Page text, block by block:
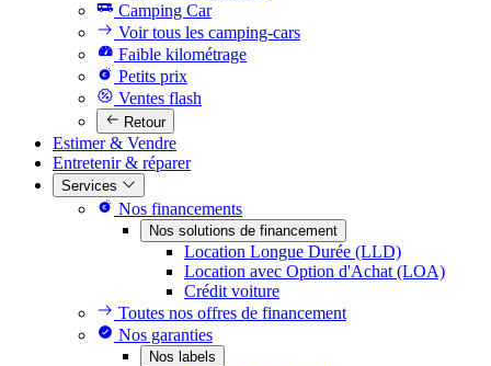
Camping Car
Voir tous les camping-cars
Faible kilométrage
Petits prix
Ventes flash
Retour
Estimer & Vendre
Entretenir & réparer
Services
Nos financements
Nos solutions de financement
Location Longue Durée (LLD)
Location avec Option d'Achat (LOA)
Crédit voiture
Toutes nos offres de financement
Nos garanties
Nos labels